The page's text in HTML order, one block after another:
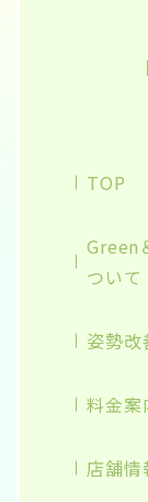
TOP
Green
ついて
姿勢改
料金案
店舗情